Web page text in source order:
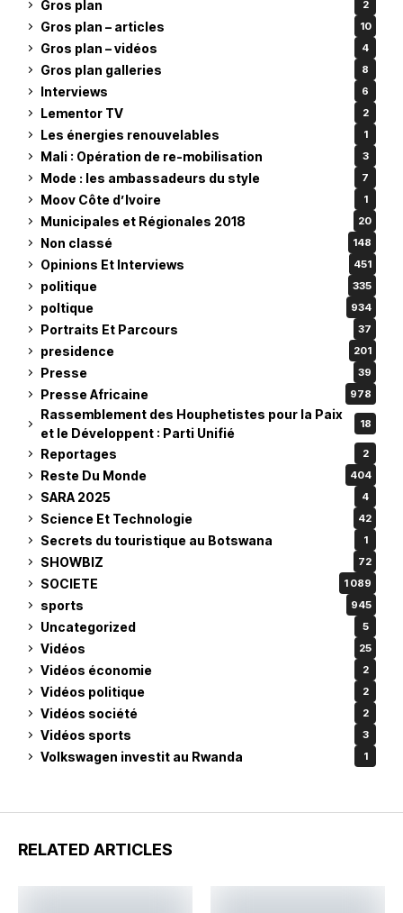
Gros plan 2
Gros plan – articles 10
Gros plan – vidéos 4
Gros plan galleries 8
Interviews 6
Lementor TV 2
Les énergies renouvelables 1
Mali : Opération de re-mobilisation 3
Mode : les ambassadeurs du style 7
Moov Côte d’Ivoire 1
Municipales et Régionales 2018 20
Non classé 148
Opinions Et Interviews 451
politique 335
poltique 934
Portraits Et Parcours 37
presidence 201
Presse 39
Presse Africaine 978
Rassemblement des Houphetistes pour la Paix
et le Développent : Parti Unifié
18
Reportages 2
Reste Du Monde 404
SARA 2025 4
Science Et Technologie 42
Secrets du touristique au Botswana 1
SHOWBIZ 72
SOCIETE 1 089
sports 945
Uncategorized 5
Vidéos 25
Vidéos économie 2
Vidéos politique 2
Vidéos société 2
Vidéos sports 3
Volkswagen investit au Rwanda 1
RELATED ARTICLES